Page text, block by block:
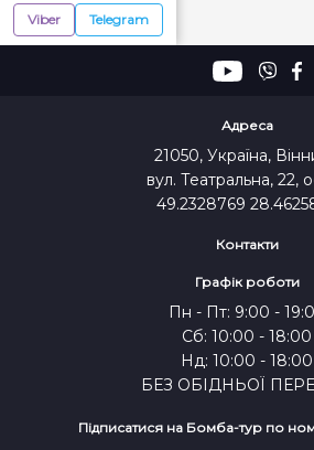
Viber
Telegram
Адреса
21050, Україна,
вул. Театральна, 22,
49.2328769
Контакти
Графік роботи
Пн - Пт: 9:00 -
Сб: 10:00 - 18:00
Нд: 10:00 - 18:00
БЕЗ ОБІДНЬОЇ
Підписатися на Бомба-тур по